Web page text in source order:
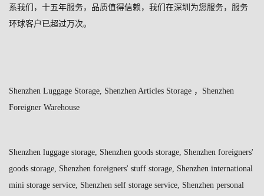
系我们，十五年服务，品质值得信赖，我们在深圳为您服务，服务
环球客户已超过万次。
Shenzhen Luggage Storage, Shenzhen Articles Storage ， Shenzhen
Foreigner Warehouse
Shenzhen luggage storage, Shenzhen goods storage, Shenzhen foreigners'
goods storage, Shenzhen foreigners' stuff storage, Shenzhen international
mini storage service, Shenzhen self storage service, Shenzhen personal